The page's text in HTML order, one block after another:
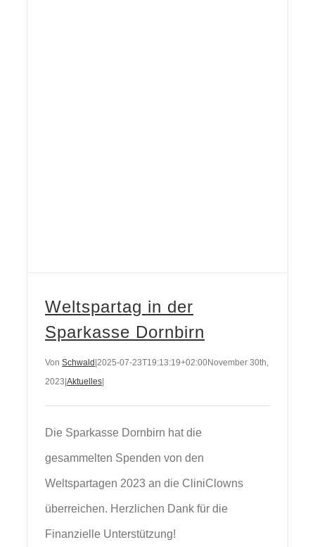
Weltspartag in der
Sparkasse Dornbirn
Von Schwald|2025-07-23T19:13:19+02:00November 30th,
2023|Aktuelles|
Die Sparkasse Dornbirn hat die
gesammelten Spenden von den
Weltspartagen 2023 an die CliniClowns
überreichen. Herzlichen Dank für die
Finanzielle Unterstützung!